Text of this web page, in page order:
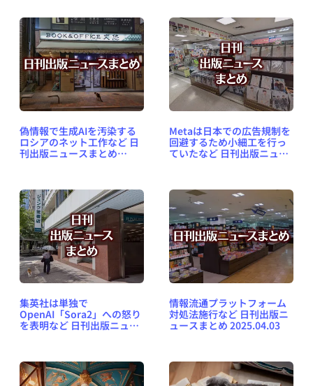
偽情報で生成AIを汚染する
ロシアのネット工作など 日
刊出版ニュースまとめ
Metaは日本での広告規制を
回避するため小細工を行っ
ていたなど 日刊出版ニュー
集英社は単独で
OpenAI「Sora2」への怒り
を表明など 日刊出版ニュー
情報流通プラットフォーム
対処法施行など 日刊出版ニ
ュースまとめ 2025.04.03